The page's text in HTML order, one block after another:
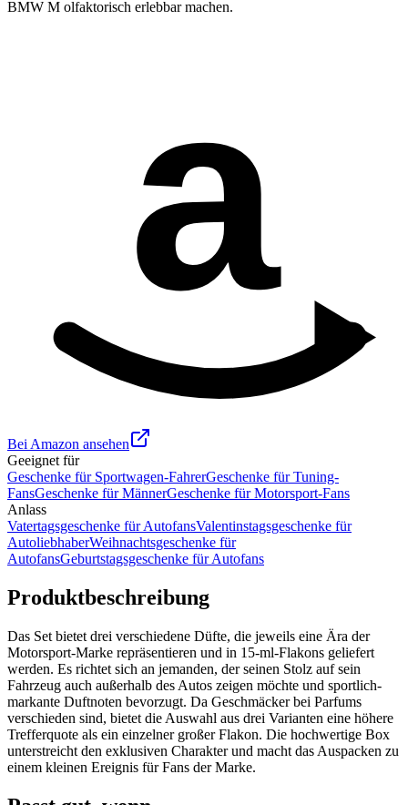
BMW M olfaktorisch erlebbar machen.
a
Bei Amazon ansehen
Geeignet für
Geschenke für Sportwagen-FahrerGeschenke für Tuning-
FansGeschenke für MännerGeschenke für Motorsport-Fans
Anlass
Vatertagsgeschenke für AutofansValentinstagsgeschenke für
AutoliebhaberWeihnachtsgeschenke für
AutofansGeburtstagsgeschenke für Autofans
Produktbeschreibung
Das Set bietet drei verschiedene Düfte, die jeweils eine Ära der
Motorsport-Marke repräsentieren und in 15-ml-Flakons geliefert
werden. Es richtet sich an jemanden, der seinen Stolz auf sein
Fahrzeug auch außerhalb des Autos zeigen möchte und sportlich-
markante Duftnoten bevorzugt. Da Geschmäcker bei Parfums
verschieden sind, bietet die Auswahl aus drei Varianten eine höhere
Trefferquote als ein einzelner großer Flakon. Die hochwertige Box
unterstreicht den exklusiven Charakter und macht das Auspacken zu
einem kleinen Ereignis für Fans der Marke.